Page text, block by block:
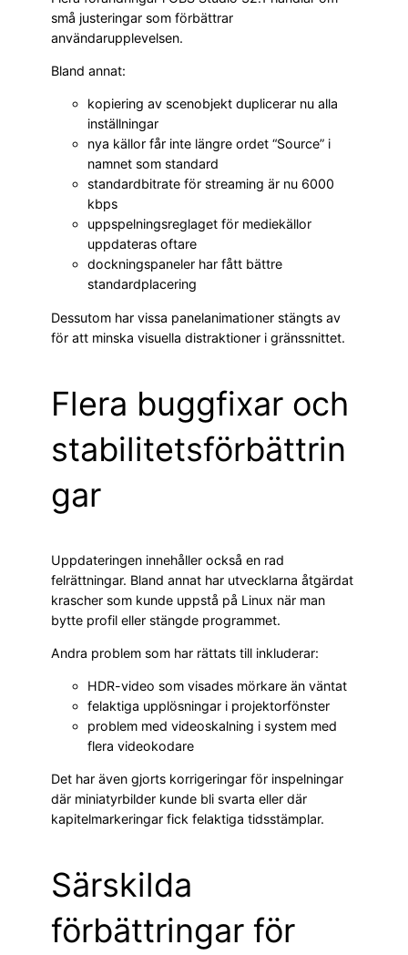
små justeringar som förbättrar
användarupplevelsen.
Bland annat:
kopiering av scenobjekt duplicerar nu alla
inställningar
nya källor får inte längre ordet “Source” i
namnet som standard
standardbitrate för streaming är nu 6000
kbps
uppspelningsreglaget för mediekällor
uppdateras oftare
dockningspaneler har fått bättre
standardplacering
Dessutom har vissa panelanimationer stängts av
för att minska visuella distraktioner i gränssnittet.
Flera buggfixar och
stabilitetsförbättrin
gar
Uppdateringen innehåller också en rad
felrättningar. Bland annat har utvecklarna åtgärdat
krascher som kunde uppstå på Linux när man
bytte profil eller stängde programmet.
Andra problem som har rättats till inkluderar:
HDR-video som visades mörkare än väntat
felaktiga upplösningar i projektorfönster
problem med videoskalning i system med
flera videokodare
Det har även gjorts korrigeringar för inspelningar
där miniatyrbilder kunde bli svarta eller där
kapitelmarkeringar fick felaktiga tidsstämplar.
Särskilda
förbättringar för